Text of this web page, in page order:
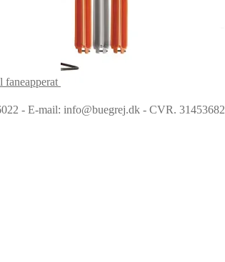
- E-mail: info@buegrej.dk - CVR. 31453682